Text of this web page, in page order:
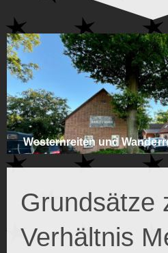
Westernreiten und
Grundsätze
Verhältnis